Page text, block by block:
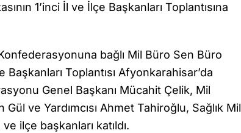
1’inci İl ve İlçe Başkanları Toplantısına
bağlı Mil Büro Sen Büro
Başkanları Toplantısı Afyonkarahisar’da
Genel Başkanı Mücahit Çelik, Mil
ve Yardımcısı Ahmet Tahiroğlu, Sağlık Mil
ilçe başkanları katıldı.